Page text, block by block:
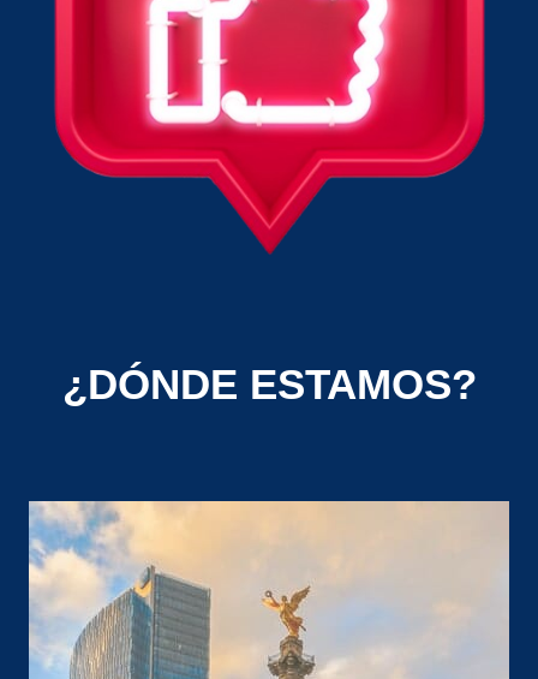
¿DÓNDE ESTAMOS?